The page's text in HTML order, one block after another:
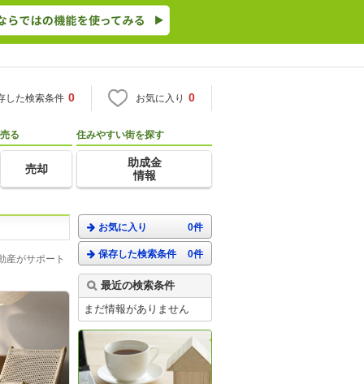
した検索条件 0 お気に入り 0
売る
売却
住みやすい街を探す
助成金
情報
産がサポート
お気に入り 0件
保存した検索条件 0件
最近の検索条件
まだ情報がありません